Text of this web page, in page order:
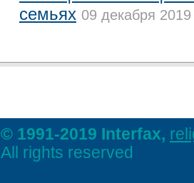
семьях 09 декабря
© 1991-2019 Interfax,
All rights reserved